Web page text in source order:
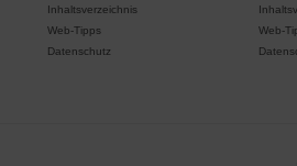
Inhaltsverzeichnis
Web-Tipps
Datenschutz
Web-